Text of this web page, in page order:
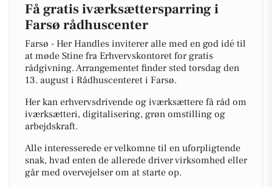
Få gratis iværksættersparring i
Farsø rådhuscenter
Farsø - Her Handles inviterer alle med en god idé til
at møde Stine fra Erhvervskontoret for gratis
rådgivning. Arrangementet finder sted torsdag den
13. august i Rådhuscenteret i Farsø.
Her kan erhvervsdrivende og iværksættere få råd om
iværksætteri, digitalisering, grøn omstilling og
arbejdskraft.
Alle interesserede er velkomne til en uforpligtende
snak, hvad enten de allerede driver virksomhed eller
går med overvejelser om at starte op.